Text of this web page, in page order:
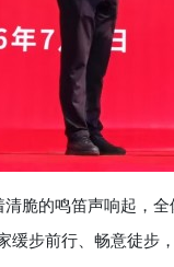
的鸣笛声响起，全
缓步前行、畅意徒步